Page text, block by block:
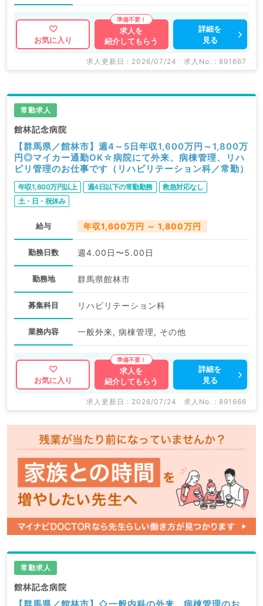
お気に入り
求人を
紹介してもらう
詳細を
見る
求人更新日 : 2026/07/24 求人No. : 891667
常勤求人
館林記念病院
【群馬県／館林市】週4～5日年収1,600万円～1,800万
円◎マイカー通勤OK☆病院にて外来、病棟管理、リハ
ビリ管理のお仕事です（リハビリテーション科／常勤）
年収1,800万円以上 週4日以下の常勤勤務
救急対応なし
土・日・祝休み
給与 年収1,600万円 ～ 1,800万円
勤務日数 週4.00日〜5.00日
勤務地 群馬県館林市
募集科目 リハビリテーション科
業務内容 一般外来, 病棟管理, その他
お気に入り
求人を
紹介してもらう
詳細を
見る
求人更新日 : 2026/07/24 求人No. : 891666
常勤求人
館林記念病院